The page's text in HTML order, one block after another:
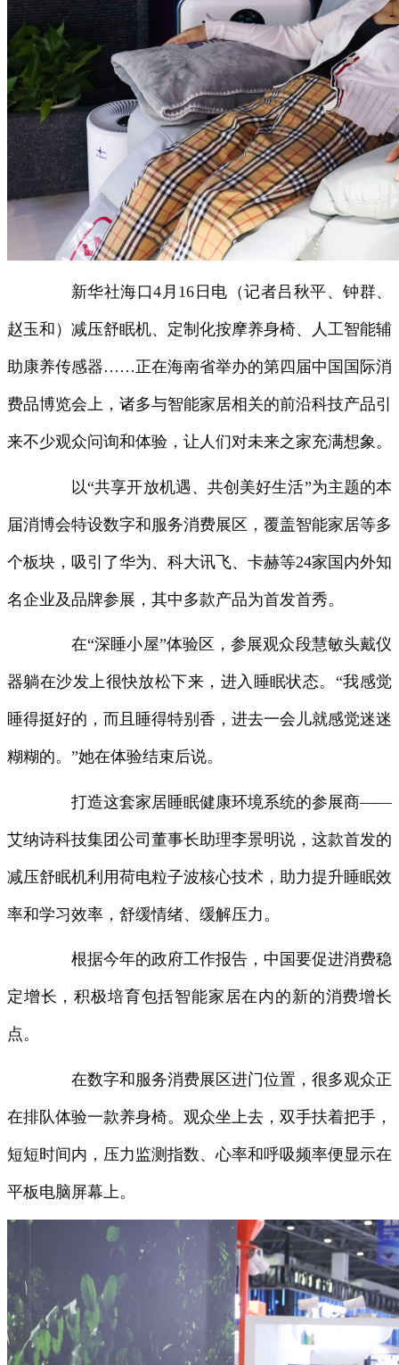
新华社海口4月16日电（记者吕秋平、钟群、
赵玉和）减压舒眠机、定制化按摩养身椅、人工智能辅
助康养传感器……正在海南省举办的第四届中国国际消
费品博览会上，诸多与智能家居相关的前沿科技产品引
来不少观众问询和体验，让人们对未来之家充满想象。
以“共享开放机遇、共创美好生活”为主题的本
届消博会特设数字和服务消费展区，覆盖智能家居等多
个板块，吸引了华为、科大讯飞、卡赫等24家国内外知
名企业及品牌参展，其中多款产品为首发首秀。
在“深睡小屋”体验区，参展观众段慧敏头戴仪
器躺在沙发上很快放松下来，进入睡眠状态。“我感觉
睡得挺好的，而且睡得特别香，进去一会儿就感觉迷迷
糊糊的。”她在体验结束后说。
打造这套家居睡眠健康环境系统的参展商——
艾纳诗科技集团公司董事长助理李景明说，这款首发的
减压舒眠机利用荷电粒子波核心技术，助力提升睡眠效
率和学习效率，舒缓情绪、缓解压力。
根据今年的政府工作报告，中国要促进消费稳
定增长，积极培育包括智能家居在内的新的消费增长
点。
在数字和服务消费展区进门位置，很多观众正
在排队体验一款养身椅。观众坐上去，双手扶着把手，
短短时间内，压力监测指数、心率和呼吸频率便显示在
平板电脑屏幕上。